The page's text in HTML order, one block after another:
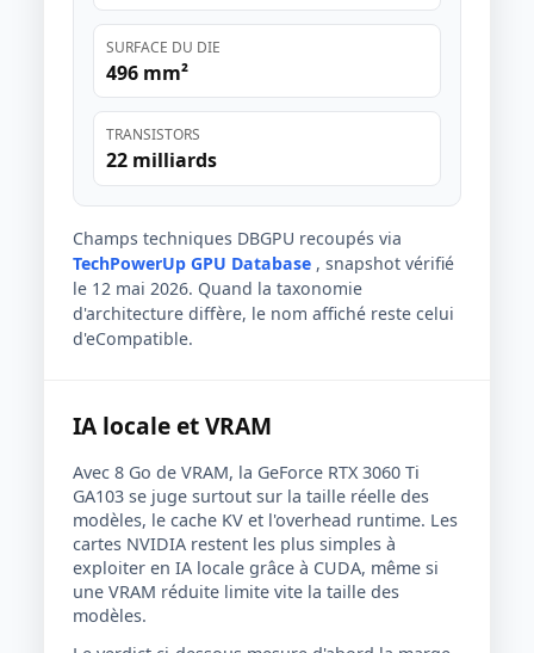
SURFACE DU DIE
496 mm²
TRANSISTORS
22 milliards
Champs techniques DBGPU recoupés via
TechPowerUp GPU Database , snapshot vérifié
le 12 mai 2026. Quand la taxonomie
d'architecture diffère, le nom affiché reste celui
d'eCompatible.
IA locale et VRAM
Avec 8 Go de VRAM, la GeForce RTX 3060 Ti
GA103 se juge surtout sur la taille réelle des
modèles, le cache KV et l'overhead runtime. Les
cartes NVIDIA restent les plus simples à
exploiter en IA locale grâce à CUDA, même si
une VRAM réduite limite vite la taille des
modèles.